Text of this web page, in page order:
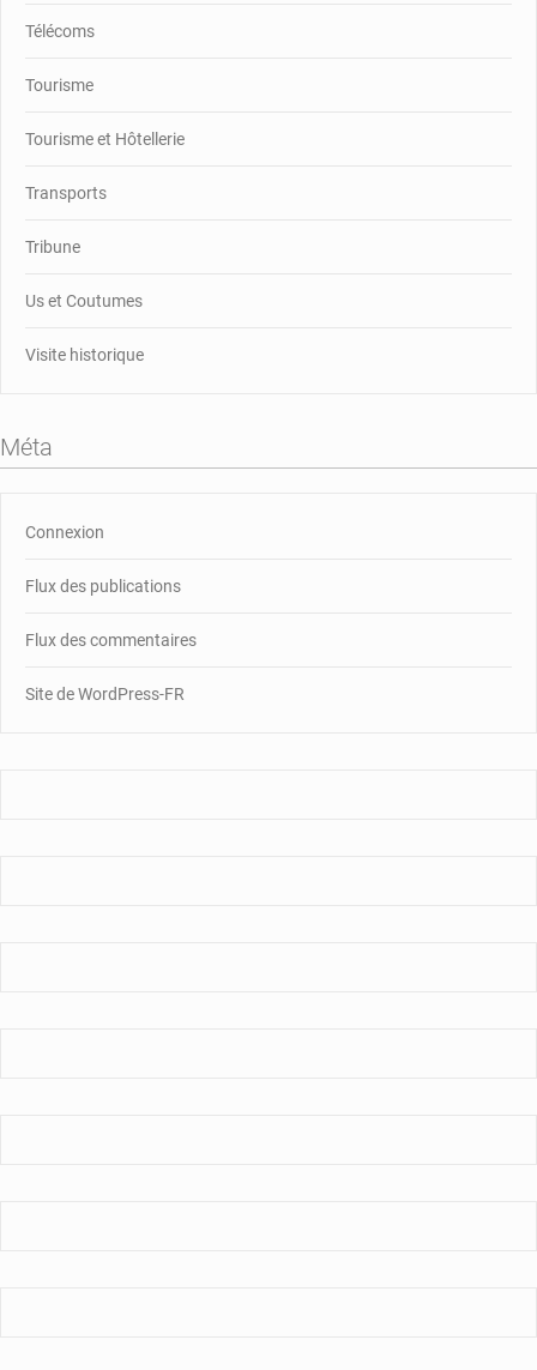
Télécoms
Tourisme
Tourisme et Hôtellerie
Transports
Tribune
Us et Coutumes
Visite historique
Méta
Connexion
Flux des publications
Flux des commentaires
Site de WordPress-FR